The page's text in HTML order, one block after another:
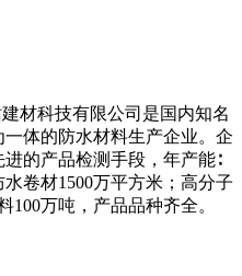
材科技有限公司是国内知名
体的防水材料生产企业。企
的产品检测手段，年产能∶
卷材1500万平方米；高分子
100万吨，产品品种齐全。